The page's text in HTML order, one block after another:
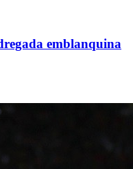
emblanquina